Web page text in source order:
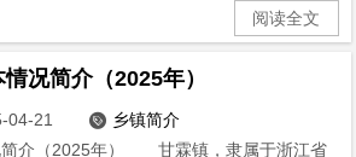
阅读全文
况简介（2025年）
04-21  乡镇简介
简介（2025年） 甘霖镇，隶属于浙江省